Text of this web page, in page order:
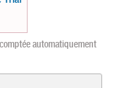
automatiquement